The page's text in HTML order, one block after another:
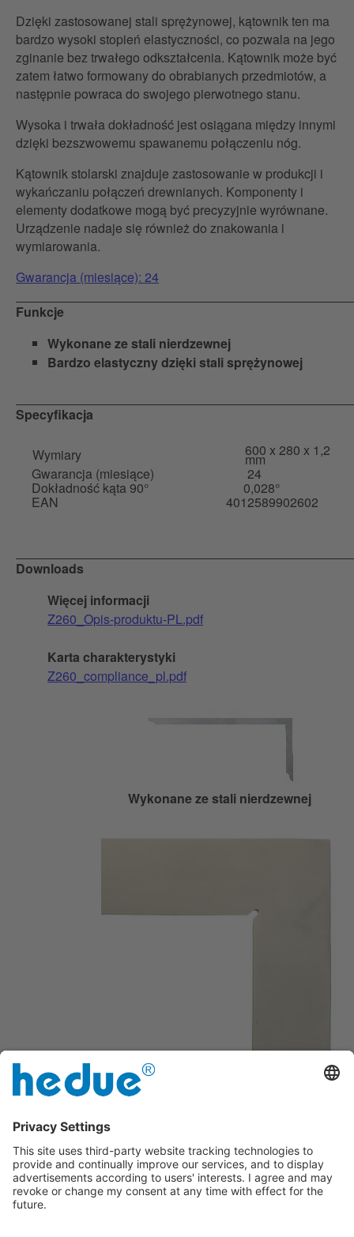
Dzięki zastosowanej stali sprężynowej, kątownik ten ma
bardzo wysoki stopień elastyczności, co pozwala na jego
zginanie bez trwałego odkształcenia. Kątownik może być
zatem łatwo formowany do obrabianych przedmiotów, a
następnie powraca do swojego pierwotnego stanu.
Wysoka i trwała dokładność jest osiągana między innymi
dzięki bezszwowemu spawanemu połączeniu nóg.
Kątownik stolarski znajduje zastosowanie w produkcji i
wykańczaniu połączeń drewnianych. Komponenty i
elementy dodatkowe mogą być precyzyjnie wyrównane.
Urządzenie nadaje się również do znakowania i
wymiarowania.
Gwarancja (miesiące): 24
Funkcje
Wykonane ze stali nierdzewnej
Bardzo elastyczny dzięki stali sprężynowej
Specyfikacja
Wymiary 600 x 280 x 1,2
mm
Gwarancja (miesiące) 24
Dokładność kąta 90° 0,028°
EAN 4012589902602
Downloads
Więcej informacji
Z260_Opis-produktu-PL.pdf
Karta charakterystyki
Z260_compliance_pl.pdf
Wykonane ze stali nierdzewnej
Bez skali milimetrowej